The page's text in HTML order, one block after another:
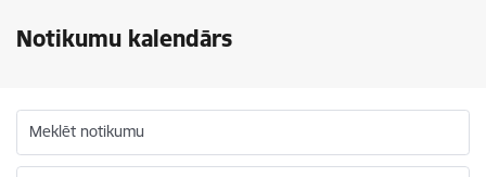
Notikumu kalendārs
Meklēt notikumu